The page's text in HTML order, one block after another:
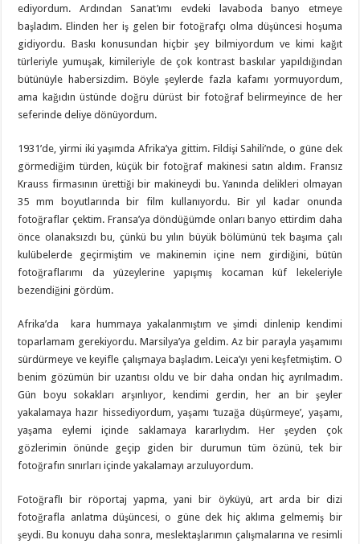
ediyordum. Ardından Sanat’ımı evdeki lavaboda banyo etmeye
başladım. Elinden her iş gelen bir fotoğrafçı olma düşüncesi hoşuma
gidiyordu. Baskı konusundan hiçbir şey bilmiyordum ve kimi kağıt
türleriyle yumuşak, kimileriyle de çok kontrast baskılar yapıldığından
bütünüyle habersizdim. Böyle şeylerde fazla kafamı yormuyordum,
ama kağıdın üstünde doğru dürüst bir fotoğraf belirmeyince de her
seferinde deliye dönüyordum.
1931’de, yirmi iki yaşımda Afrika’ya gittim. Fildişi Sahili’nde, o güne dek
görmediğim türden, küçük bir fotoğraf makinesi satın aldım. Fransız
Krauss firmasının ürettiği bir makineydi bu. Yanında delikleri olmayan
35 mm boyutlarında bir film kullanıyordu. Bir yıl kadar onunda
fotoğraflar çektim. Fransa’ya döndüğümde onları banyo ettirdim daha
önce olanaksızdı bu, çünkü bu yılın büyük bölümünü tek başıma çalı
kulübelerde geçirmiştim ve makinemin içine nem girdiğini, bütün
fotoğraflarımı da yüzeylerine yapışmış kocaman küf lekeleriyle
bezendiğini gördüm.
Afrika’da kara hummaya yakalanmıştım ve şimdi dinlenip kendimi
toparlamam gerekiyordu. Marsilya’ya geldim. Az bir parayla yaşamımı
sürdürmeye ve keyifle çalışmaya başladım. Leica’yı yeni keşfetmiştim. O
benim gözümün bir uzantısı oldu ve bir daha ondan hiç ayrılmadım.
Gün boyu sokakları arşınlıyor, kendimi gerdin, her an bir şeyler
yakalamaya hazır hissediyordum, yaşamı ‘tuzağa düşürmeye’, yaşamı,
yaşama eylemi içinde saklamaya kararlıydım. Her şeyden çok
gözlerimin önünde geçip giden bir durumun tüm özünü, tek bir
fotoğrafın sınırları içinde yakalamayı arzuluyordum.
Fotoğraflı bir röportaj yapma, yani bir öyküyü, art arda bir dizi
fotoğrafla anlatma düşüncesi, o güne dek hiç aklıma gelmemiş bir
şeydi. Bu konuyu daha sonra, meslektaşlarımın çalışmalarına ve resimli